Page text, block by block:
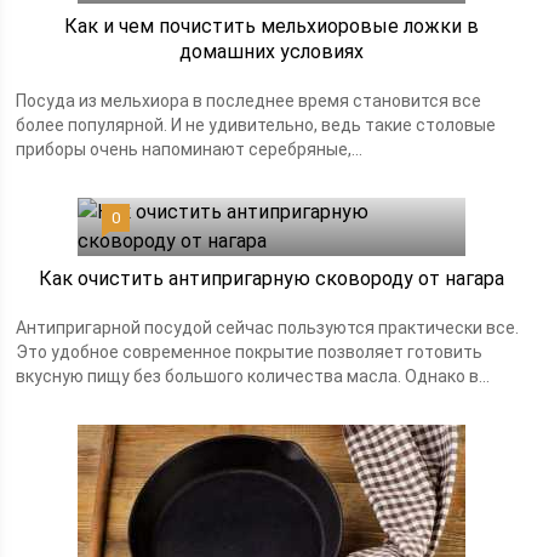
Как и чем почистить мельхиоровые ложки в
домашних условиях
Посуда из мельхиора в последнее время становится все
более популярной. И не удивительно, ведь такие столовые
приборы очень напоминают серебряные,...
0
Как очистить антипригарную сковороду от нагара
Антипригарной посудой сейчас пользуются практически все.
Это удобное современное покрытие позволяет готовить
вкусную пищу без большого количества масла. Однако в...